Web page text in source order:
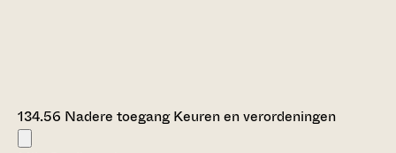
134.56 Nadere toegang Keuren en verordeningen